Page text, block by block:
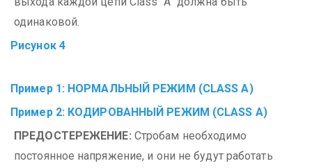
одинаковой.
Рисунок 4
Пример 1: НОРМАЛЬНЫЙ РЕЖИМ (CLASS A)
Пример 2: КОДИРОВАННЫЙ РЕЖИМ (CLASS A)
ПРЕДОСТЕРЕЖЕНИЕ: Стробам необходимо
постоянное напряжение, и они не будут работать